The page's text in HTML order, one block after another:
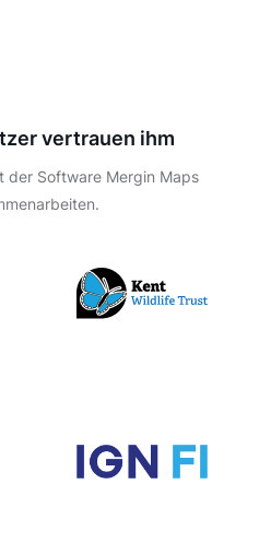
vertrauen ihm
der Software Mergin Maps